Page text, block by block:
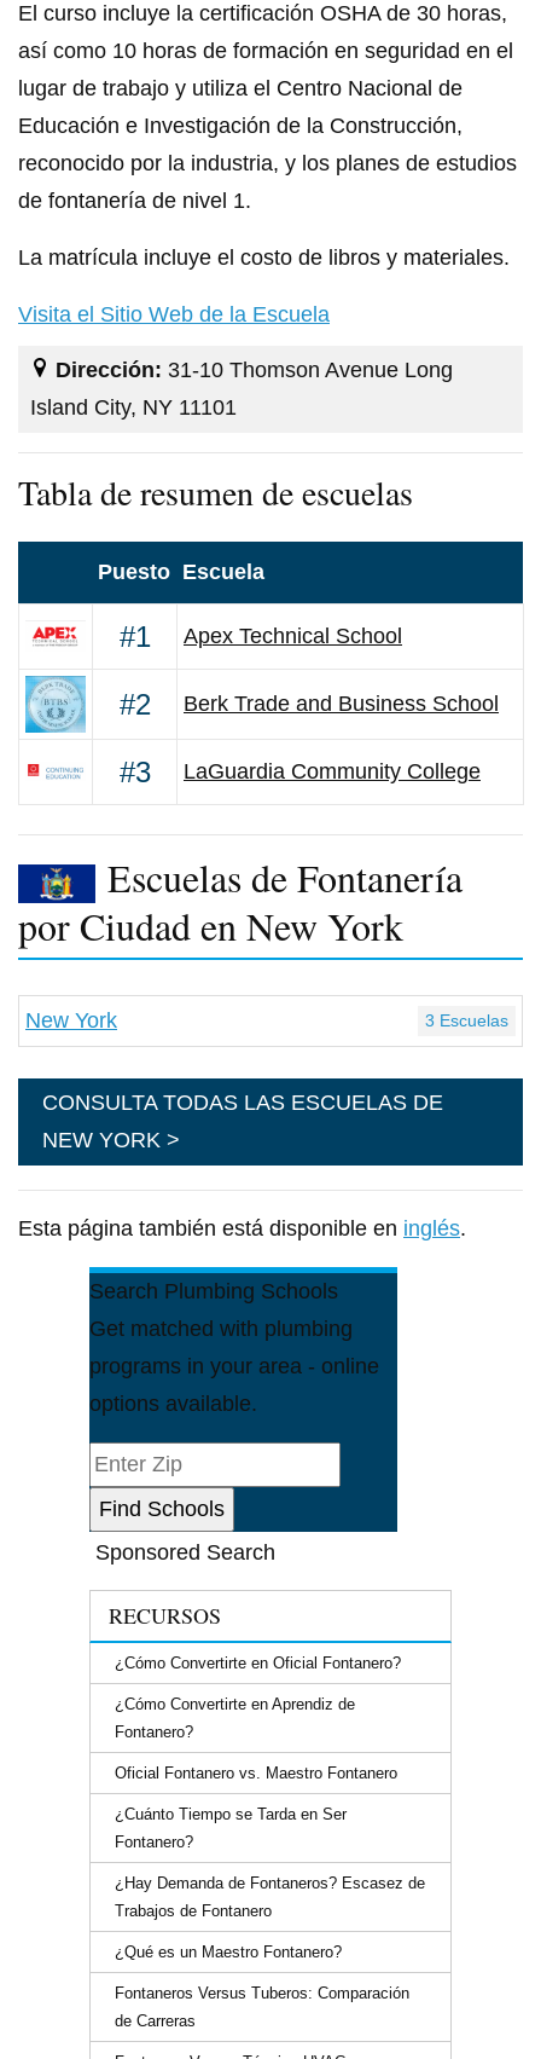
Search Plumbing Schools
Get matched with plumbing
programs in your area - online
options available.
Sponsored Search
RECURSOS
¿Cómo Convertirte en Oficial Fontanero?
¿Cómo Convertirte en Aprendiz de
Fontanero?
Oficial Fontanero vs. Maestro Fontanero
¿Cuánto Tiempo se Tarda en Ser
Fontanero?
¿Hay Demanda de Fontaneros? Escasez de
Trabajos de Fontanero
¿Qué es un Maestro Fontanero?
Fontaneros Versus Tuberos: Comparación
de Carreras
El curso incluye la certificación OSHA de 30 horas,
así como 10 horas de formación en seguridad en el
lugar de trabajo y utiliza el Centro Nacional de
Educación e Investigación de la Construcción,
reconocido por la industria, y los planes de estudios
de fontanería de nivel 1.
La matrícula incluye el costo de libros y materiales.
Visita el Sitio Web de la Escuela
Dirección: 31-10 Thomson Avenue Long
Island City, NY 11101
Tabla de resumen de escuelas
Puesto Escuela
#1 Apex Technical School
#2 Berk Trade and Business School
#3 LaGuardia Community College
Escuelas de Fontanería
por Ciudad en New York
New York 3 Escuelas
CONSULTA TODAS LAS ESCUELAS DE
NEW YORK >
Esta página también está disponible en inglés.